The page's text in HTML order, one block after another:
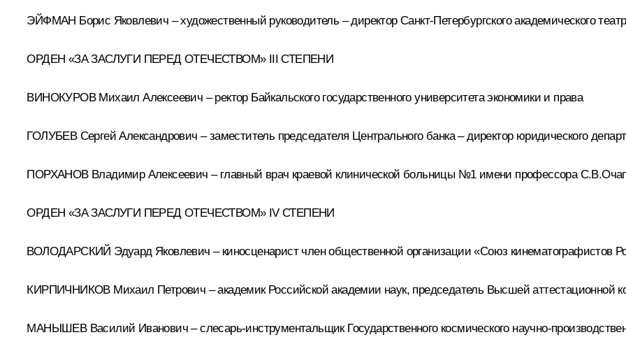
ЭЙФМАН Борис Яковлевич – художественный руководитель – директор Санкт-Петербургского академического
ОРДЕН «ЗА ЗАСЛУГИ ПЕРЕД ОТЕЧЕСТВОМ» III СТЕПЕНИ
ВИНОКУРОВ Михаил Алексеевич – ректор Байкальского государственного университета экономики и права
ГОЛУБЕВ Сергей Александрович – заместитель председателя Центрального банка – директор юридического
ПОРХАНОВ Владимир Алексеевич – главный врач краевой клинической больницы №1 имени профессора
ОРДЕН «ЗА ЗАСЛУГИ ПЕРЕД ОТЕЧЕСТВОМ» IV СТЕПЕНИ
ВОЛОДАРСКИЙ Эдуард Яковлевич – киносценарист член общественной организации «Союз кинематографистов
КИРПИЧНИКОВ Михаил Петрович – академик Российской академии наук, председатель Высшей аттестационной
МАНЫШЕВ Василий Иванович – слесарь-инструментальщик Государственного космического научно-